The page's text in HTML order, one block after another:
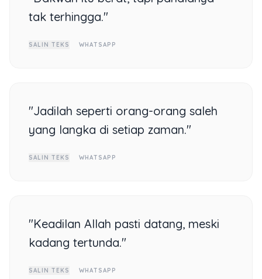
tak terhingga."
SALIN TEKS WHATSAPP
"Jadilah seperti orang-orang saleh
yang langka di setiap zaman."
SALIN TEKS WHATSAPP
"Keadilan Allah pasti datang, meski
kadang tertunda."
SALIN TEKS WHATSAPP